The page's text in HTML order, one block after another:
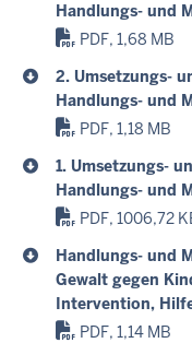
Handlungs- und
PDF, 1,68 MB
2. Umsetzungs-
Handlungs- und
PDF, 1,18 MB
1. Umsetzungs-
Handlungs- und
PDF, 1006,72
Handlungs- und
Gewalt gegen
Intervention,
PDF, 1,14 MB